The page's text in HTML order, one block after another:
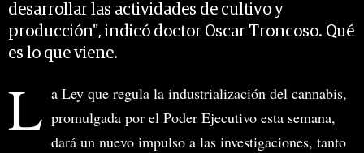
desarrollar las actividades de cultivo y
producción", indicó doctor Oscar Troncoso. Qué
es lo que viene.
L a Ley que regula la industrialización del cannabis,
promulgada por el Poder Ejecutivo esta semana,
dará un nuevo impulso a las investigaciones, tanto